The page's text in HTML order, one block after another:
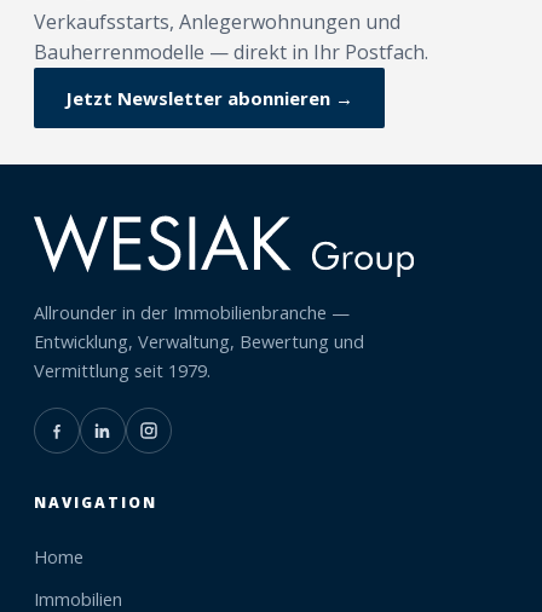
Verkaufsstarts, Anlegerwohnungen und
Bauherrenmodelle — direkt in Ihr Postfach.
Jetzt Newsletter abonnieren →
Allrounder in der Immobilienbranche —
Entwicklung, Verwaltung, Bewertung und
Vermittlung seit 1979.
NAVIGATION
Home
Immobilien